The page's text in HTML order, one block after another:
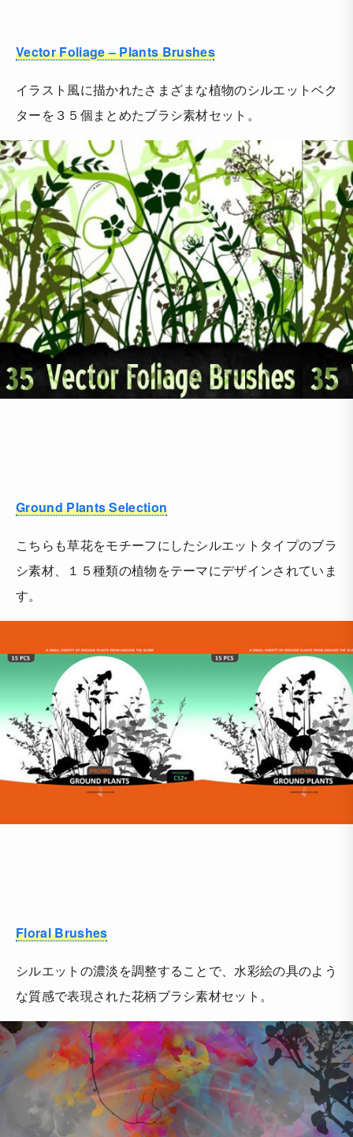
Vector Foliage – Plants Brushes
イラスト風に描かれたさまざまな植物のシルエットベク
ターを３５個まとめたブラシ素材セット。
Ground Plants Selection
こちらも草花をモチーフにしたシルエットタイプのブラ
シ素材、１５種類の植物をテーマにデザインされていま
す。
Floral Brushes
シルエットの濃淡を調整することで、水彩絵の具のよう
な質感で表現された花柄ブラシ素材セット。